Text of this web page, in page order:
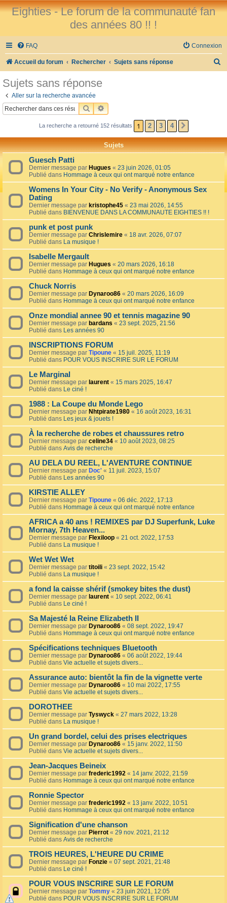
Eighties - Le forum de la communauté fan
des années 80 !! !
FAQ Connexion
Accueil du forum Rechercher Sujets sans réponse
h
r
Sujets sans réponse
Aller sur la recherche avancée
RECHERCHER
RECHERCHE AVANCÉE
La recherche a retourné 152 résultats 1 2 3 4
Sujets
Guesch Patti
Dernier message par Hugues « 23 juin 2026, 01:05
Publié dans Hommage à ceux qui ont marqué notre enfance
Womens In Your City - No Verify - Anonymous Sex
Dating
Dernier message par kristophe45 « 23 mai 2026, 14:55
Publié dans BIENVENUE DANS LA COMMUNAUTE EIGHTIES !! !
punk et post punk
Dernier message par Chrislemire « 18 avr. 2026, 07:07
Publié dans La musique !
Isabelle Mergault
Dernier message par Hugues « 20 mars 2026, 16:18
Publié dans Hommage à ceux qui ont marqué notre enfance
Chuck Norris
Dernier message par Dynaroo86 « 20 mars 2026, 16:09
Publié dans Hommage à ceux qui ont marqué notre enfance
Onze mondial annee 90 et tennis magazine 90
Dernier message par bardans « 23 sept. 2025, 21:56
Publié dans Les années 90
INSCRIPTIONS FORUM
Dernier message par Tipoune « 15 juil. 2025, 11:19
Publié dans POUR VOUS INSCRIRE SUR LE FORUM
Le Marginal
Dernier message par laurent « 15 mars 2025, 16:47
Publié dans Le ciné !
1988 : La Coupe du Monde Lego
Dernier message par Nhtpirate1980 « 16 août 2023, 16:31
Publié dans Les jeux & jouets !
À la recherche de robes et chaussures retro
Dernier message par celine34 « 10 août 2023, 08:25
Publié dans Avis de recherche
AU DELA DU REEL, L'AVENTURE CONTINUE
Dernier message par Doc' « 11 juil. 2023, 15:07
Publié dans Les années 90
KIRSTIE ALLEY
Dernier message par Tipoune « 06 déc. 2022, 17:13
Publié dans Hommage à ceux qui ont marqué notre enfance
AFRICA a 40 ans ! REMIXES par DJ Superfunk, Luke
Mornay, 7th Heaven...
Dernier message par Flexiloop « 21 oct. 2022, 17:53
Publié dans La musique !
Wet Wet Wet
Dernier message par titoili « 23 sept. 2022, 15:42
Publié dans La musique !
a fond la caisse shérif (smokey bites the dust)
Dernier message par laurent « 10 sept. 2022, 06:41
Publié dans Le ciné !
Sa Majesté la Reine Elizabeth II
Dernier message par Dynaroo86 « 08 sept. 2022, 19:47
Publié dans Hommage à ceux qui ont marqué notre enfance
Spécifications techniques Bluetooth
Dernier message par Dynaroo86 « 06 août 2022, 19:44
Publié dans Vie actuelle et sujets divers...
Assurance auto: bientôt la fin de la vignette verte
Dernier message par Dynaroo86 « 10 mai 2022, 17:55
Publié dans Vie actuelle et sujets divers...
DOROTHEE
Dernier message par Tyswyck « 27 mars 2022, 13:28
Publié dans La musique !
Un grand bordel, celui des prises electriques
Dernier message par Dynaroo86 « 15 janv. 2022, 11:50
Publié dans Vie actuelle et sujets divers...
Jean-Jacques Beineix
Dernier message par frederic1992 « 14 janv. 2022, 21:59
Publié dans Hommage à ceux qui ont marqué notre enfance
Ronnie Spector
Dernier message par frederic1992 « 13 janv. 2022, 10:51
Publié dans Hommage à ceux qui ont marqué notre enfance
Signification d'une chanson
Dernier message par Pierrot « 29 nov. 2021, 21:12
Publié dans Avis de recherche
TROIS HEURES, L'HEURE DU CRIME
Dernier message par Fonzie « 07 sept. 2021, 21:48
Publié dans Le ciné !
POUR VOUS INSCRIRE SUR LE FORUM
Dernier message par Tommy « 23 juin 2021, 12:05
Publié dans POUR VOUS INSCRIRE SUR LE FORUM